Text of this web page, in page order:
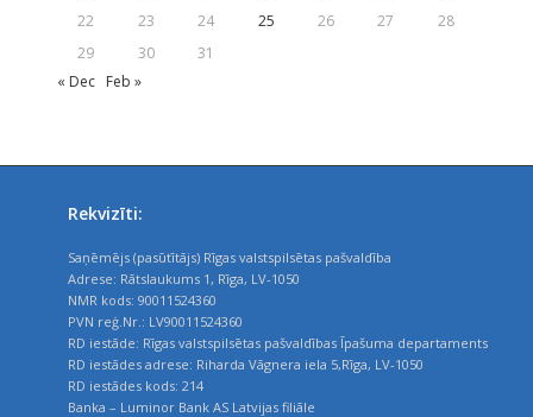
22
23 24 25 26 27
28
29
30
31
« Dec
Feb »
Rekvizīti:
Saņēmējs (pasūtītājs) Rīgas valstspilsētas pašvaldība
Adrese: Rātslaukums 1, Rīga, LV-1050
NMR kods: 90011524360
PVN reģ.Nr.: LV90011524360
RD iestāde: Rīgas valstspilsētas pašvaldības Īpašuma departaments
RD iestādes adrese: Riharda Vāgnera iela 5,Rīga, LV-1050
RD iestādes kods: 214
Banka – Luminor Bank AS Latvijas filiāle